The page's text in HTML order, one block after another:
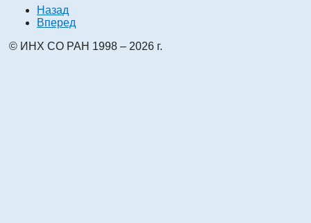
Назад
Вперед
© ИНХ СО РАН 1998 – 2026 г.